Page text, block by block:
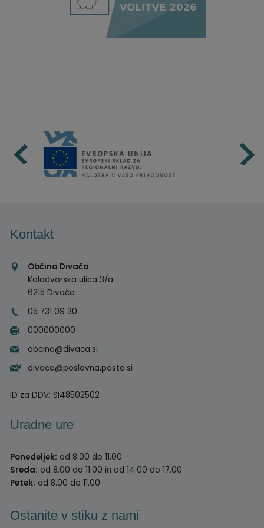
Kontakt
Občina Divača
Kolodvorska ulica 3/a
6215 Divača
05 731 09 30
000000000
obcina@divaca.si
divaca@poslovna.posta.si
ID za DDV: SI48502502
Uradne ure
Ponedeljek: od 8.00 do 11.00
Sreda: od 8.00 do 11.00 in od 14.00 do 17.00
Petek: od 8.00 do 11.00
Ostanite v stiku z nami